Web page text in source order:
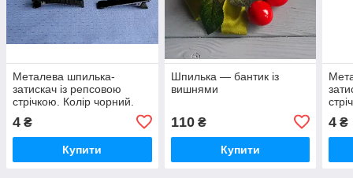
Металева шпилька-
затискач із репсовою
стрічкою. Колір чорний.
4 ₴
Купити
Шпилька — бантик із
вишнями
110₴
Купити
4 ₴